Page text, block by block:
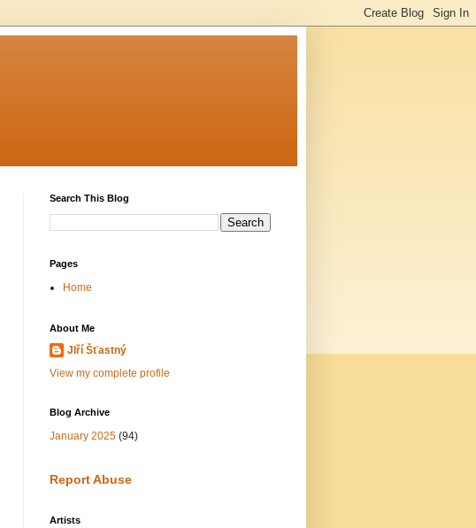
Search This Blog
Pages
Home
About Me
JIří Šťastný
View my complete profile
Blog Archive
January 2025 (94)
Report Abuse
Artists